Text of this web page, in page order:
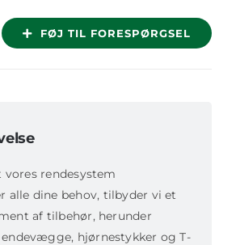
FØJ TIL FORESPØRGSEL
vores rendesystem
alle dine behov, tilbyder vi et
af tilbehør, herunder
hjørnestykker og T-